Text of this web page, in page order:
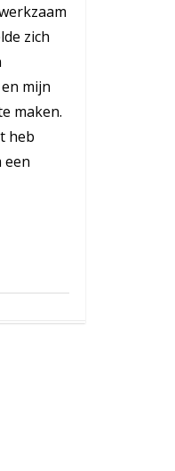
zich
mijn
maken.
heb
een